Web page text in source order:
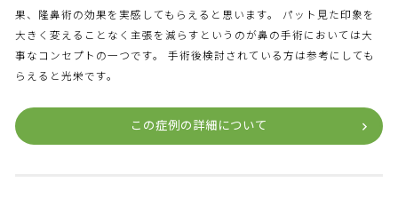
果、隆鼻術の効果を実感してもらえると思います。 パット見た印象を
大きく変えることなく主張を減らすというのが鼻の手術においては大
事なコンセプトの一つです。 手術後検討されている方は参考にしても
らえると光栄です。
この症例の詳細について